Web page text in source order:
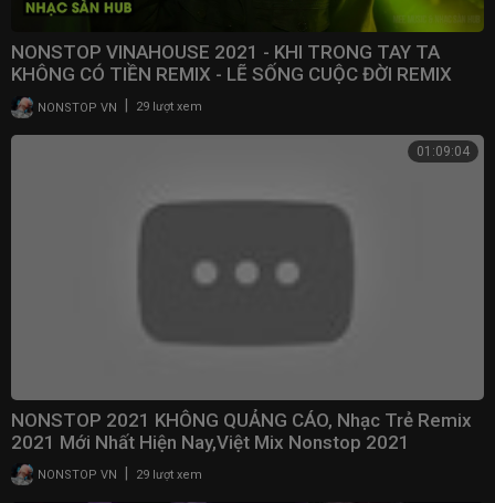
NONSTOP VINAHOUSE 2021 - KHI TRONG TAY TA
KHÔNG CÓ TIỀN REMIX - LẼ SỐNG CUỘC ĐỜI REMIX
NONSTOP VN 29 lượt xem
01:09:04
NONSTOP 2021 KHÔNG QUẢNG CÁO, Nhạc Trẻ Remix
2021 Mới Nhất Hiện Nay,Việt Mix Nonstop 2021
Vinahouse
NONSTOP VN 29 lượt xem